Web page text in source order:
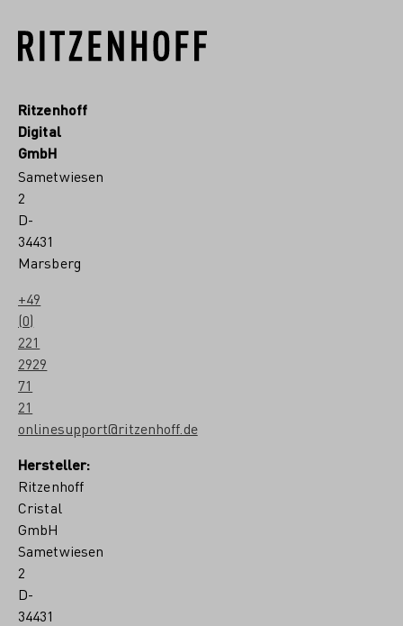
Ritzenhoff
Digital
GmbH
Sametwiesen
2
D-
34431
Marsberg
+49
(0)
221
2929
71
21
onlinesupport@ritzenhoff.de
Hersteller:
Ritzenhoff
Cristal
GmbH
Sametwiesen
2
D-
34431